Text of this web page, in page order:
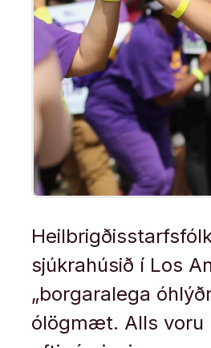
sjúkrahúsið í Los
„borgaralega
ólögmæt. Alls voru